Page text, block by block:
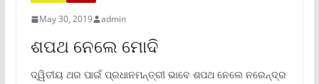
May 30, 2019 admin
ଶପଥ ନେଲେ ମୋଦି
ଦ୍ୱିତୀୟ ଥର ପାଇଁ ପ୍ରଧାନମନ୍ତ୍ରୀ ଭାବେ ଶପଥ ନେଲେ ନରେନ୍ଦ୍ର